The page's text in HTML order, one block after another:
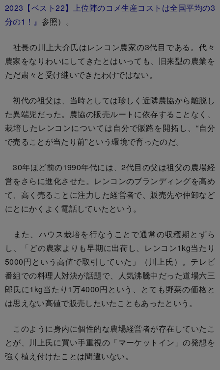
2023【ベスト22】上位陣のコメ生産コストは全国平均の3
分の1！』 参照）。
社長の川上大介氏はレンコン農家の3代目である。代々
農家をなりわいにしてきたとはいっても、旧来型の農業を
ただ粛々と受け継いできたわけではない。
初代の祖父は、当時としては珍しく近隣農協から離脱し
た異端児だった。農協の販売ルートに依存することなく、
栽培したレンコンについては自分で販路を開拓し、“自分
で売ることが当たり前”という環境で育ったのだ。
30年ほど前の1990年代には、2代目の父は祖父の農場経
営をさらに進化させた。レンコンのブランディングを高め
て、高く売ることに注力した経営者で、販売先や仲卸など
にとにかくよく電話していたという。
また、ハウス栽培を行なうことで通常の収穫期とずら
し、「どの農家よりも早期に出荷し、レンコン1kg当たり
5000円という高値で取引していた」（川上氏）。テレビ
番組での料理人対決が話題で、人気沸騰中だった道場六三
郎氏に1kg当たり1万4000円という、とても野菜の価格と
は思えない高値で販売したいたこともあったという。
このように身内に個性的な農場経営者が存在していたこ
とが、川上氏に買い手重視の「マーケットイン」の発想を
強く植え付けたことは間違いない。